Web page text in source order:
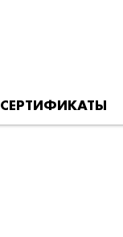
СЕРТИФИКАТЫ